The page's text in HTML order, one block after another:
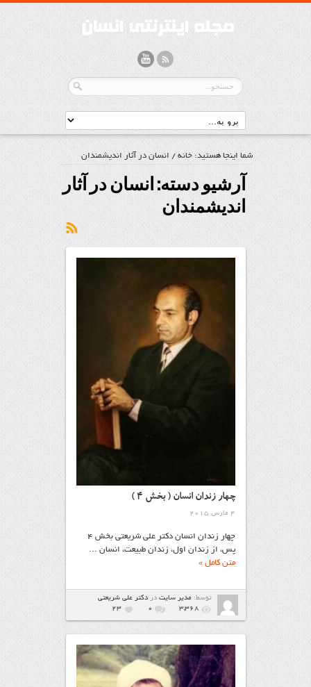
شما اینجا هستید:خانه/ انسان در آثار اندیشمندان
آرشیو دسته:انسان در آثار
اندیشمندان
چهار زندان انسان ( بخش ۴ )
4 مارس 2015
چهار زندان انسان دکتر علی‌ شریعتی بخش ۴
پس، از زندان اول، زندان طبیعت، انسان ...
متن کامل »
توسط: مدیر سایتدردکتر علی شریعتی
3,368
۰ 23